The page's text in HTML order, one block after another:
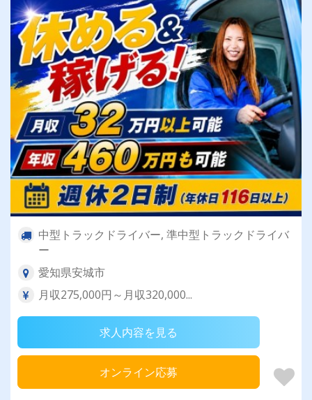
中型トラックドライバー, 準中型トラックドライバ
ー
愛知県安城市
月収275,000円～月収320,000...
求人内容を見る
オンライン応募